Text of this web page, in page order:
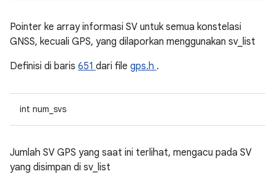
Pointer ke array informasi SV untuk semua konstelasi
GNSS, kecuali GPS, yang dilaporkan menggunakan sv_list
Definisi di baris 651 dari file gps.h .
int num_svs
Jumlah SV GPS yang saat ini terlihat, mengacu pada SV
yang disimpan di sv_list